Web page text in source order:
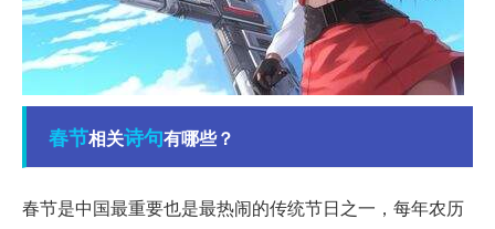
春节相关诗句有哪些？
春节是中国最重要也是最热闹的传统节日之一，每年农历